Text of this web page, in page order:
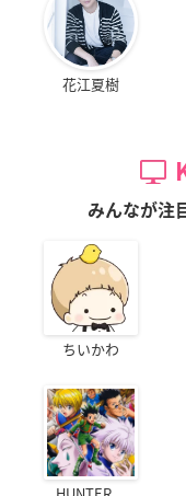
花江夏樹
みんなが注
ちいかわ